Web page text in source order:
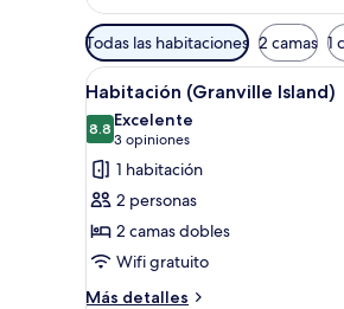
Filtros
disponibles
para
las
habitaciones
Todas las habitaciones 2 camas 1
Abrir
todas
las
fotos
de
Habitación
(Granville
Island)
5
Habitación (Granville Island)
8.88.8 de 10
Excelente
3 opiniones
(3
opiniones)
1 habitación
2 personas
2 camas dobles
Wifi gratuito
Más detalles
Más